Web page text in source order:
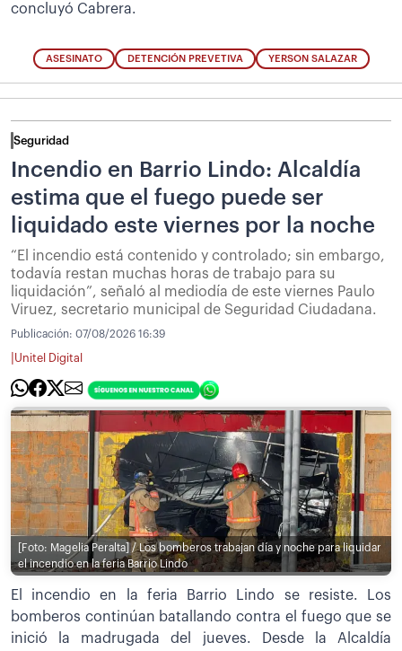
concluyó Cabrera.
ASESINATO DETENCIÓN PREVETIVA YERSON SALAZAR
Seguridad
Incendio en Barrio Lindo: Alcaldía
estima que el fuego puede ser
liquidado este viernes por la noche
“El incendio está contenido y controlado; sin embargo,
todavía restan muchas horas de trabajo para su
liquidación”, señaló al mediodía de este viernes Paulo
Viruez, secretario municipal de Seguridad Ciudadana.
Publicación: 07/08/2026 16:39
Unitel Digital
[Foto: Magelia Peralta] / Los bomberos trabajan día y noche para liquidar
el incendio en la feria Barrio Lindo
El incendio en la feria Barrio Lindo se resiste. Los
bomberos continúan batallando contra el fuego que se
inició la madrugada del jueves. Desde la Alcaldía